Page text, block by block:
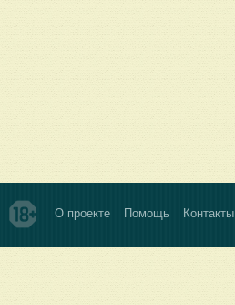
О проекте Помощь Контакты